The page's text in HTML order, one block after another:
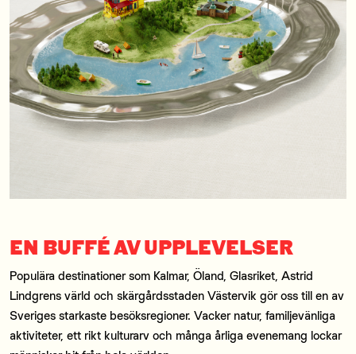
EN BUFFÉ AV UPPLEVELSER
Populära destinationer som Kalmar, Öland, Glasriket, Astrid
Lindgrens värld och skärgårdsstaden Västervik gör oss till en av
Sveriges starkaste besöksregioner. Vacker natur, familjevänliga
aktiviteter, ett rikt kulturarv och många årliga evenemang lockar